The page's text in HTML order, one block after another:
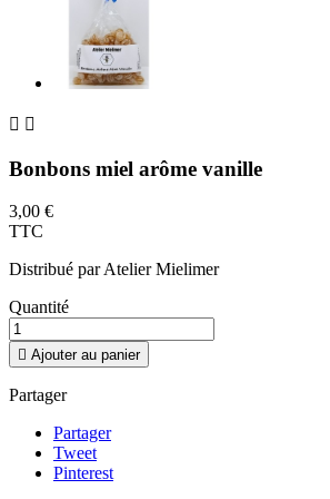
 
Bonbons miel arôme vanille
3,00 €
TTC
Distribué par Atelier Mielimer
Quantité
 Ajouter au panier
Partager
Partager
Tweet
Pinterest